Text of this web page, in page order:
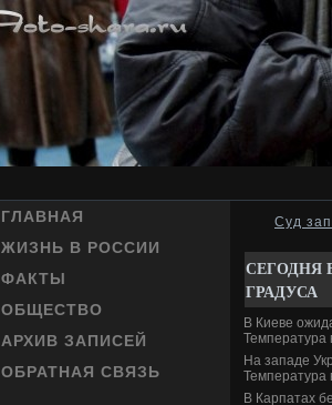
ГЛАВНАЯ
ЖИЗНЬ В РОССИИ
ФАКТЫ
ОБЩЕСТВО
АРХИВ ЗАПИСЕЙ
ОБРАТНАЯ СВЯЗЬ
Суд
СЕГОДНЯ
ГРАДУСА
В Киеве
Температура
На западе
Температура
В Карпатах